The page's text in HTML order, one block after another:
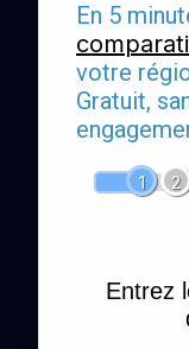
En 5
votre
Gratuit,
1 2
Entrez